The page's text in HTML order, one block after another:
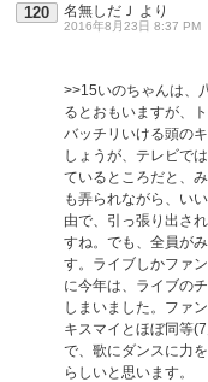
120 名無しだＪ より
2016年8月23日 8:37 PM
>>15いのちゃんは、
るとおもいますが、
バッチリいける頭の
しょうが、テレビで
ているところだと、
も弄られながら、い
由で、引っ張り出さ
すね。でも、全員が
す。ライブしかファ
に今年は、ライブの
しまいました。ファ
キスマイとほぼ同等
で、歌にダンスに力
らしいと思います。